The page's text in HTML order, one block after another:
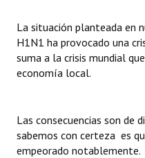
La situación planteada en
H1N1 ha provocado una
suma a la crisis mundial
economía local.
Las consecuencias son de
sabemos con certeza es
empeorado notablemente.